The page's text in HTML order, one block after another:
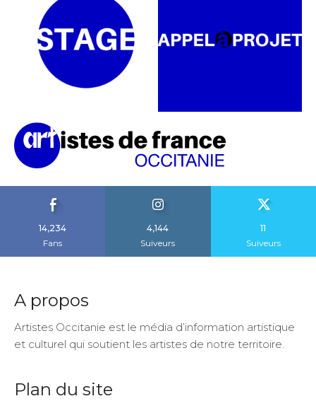
14,234
Fans
4,144
Suiveurs
11
Suiveurs
A propos
Artistes Occitanie est le média d’information artistique
et culturel qui soutient les artistes de notre territoire.
Plan du site